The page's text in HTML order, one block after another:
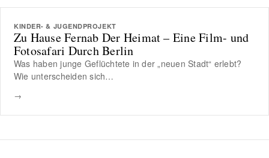
KINDER- & JUGENDPROJEKT
Zu Hause Fernab Der Heimat – Eine Film- und
Fotosafari Durch Berlin
Was haben junge Geflüchtete in der „neuen Stadt“ erlebt?
Wie unterscheiden sich…
→